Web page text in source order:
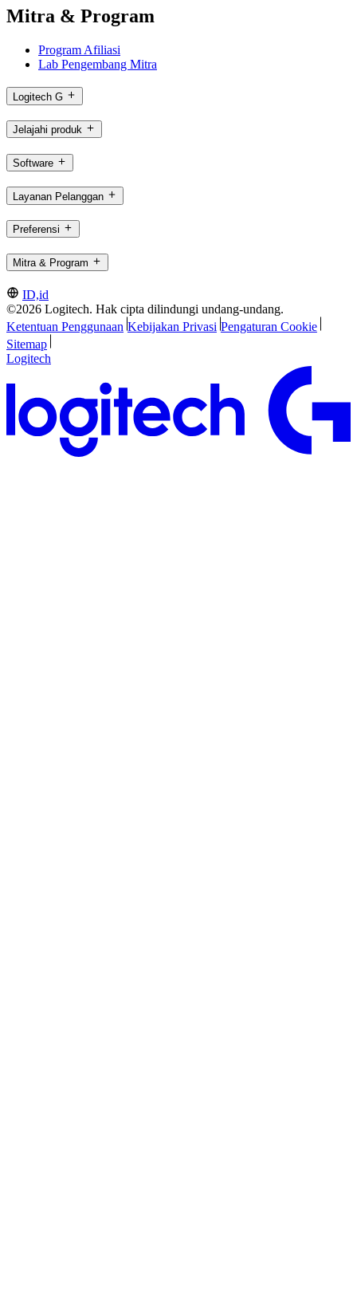
Mitra & Program
Program Afiliasi
Lab Pengembang Mitra
Logitech G
Jelajahi produk
Software
Layanan Pelanggan
Preferensi
Mitra & Program
ID,id
©2026 Logitech. Hak cipta dilindungi undang-undang.
Ketentuan Penggunaan Kebijakan Privasi Pengaturan Cookie
Sitemap
Logitech